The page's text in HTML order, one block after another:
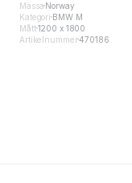
Mässa Norway
Kategori BMW M
Mått1200 x 1800
Artikelnummer470186